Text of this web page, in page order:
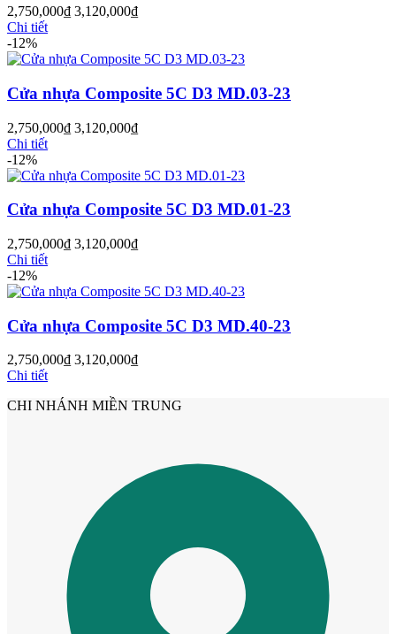
2,750,000₫ 3,120,000₫
Chi tiết
-12%
Cửa nhựa Composite 5C D3 MD.03-23
2,750,000₫ 3,120,000₫
Chi tiết
-12%
Cửa nhựa Composite 5C D3 MD.01-23
2,750,000₫ 3,120,000₫
Chi tiết
-12%
Cửa nhựa Composite 5C D3 MD.40-23
2,750,000₫ 3,120,000₫
Chi tiết
CHI NHÁNH MIỀN TRUNG